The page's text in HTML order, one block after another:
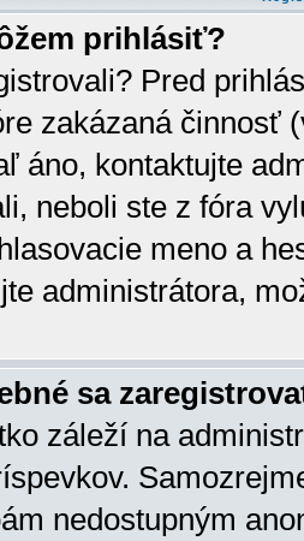
prihlásiť?
Pred
zakázaná činnosť
áno, kontaktujte
neboli ste z fóra
meno a
administrátora,
sa
záleží na
nedostupným